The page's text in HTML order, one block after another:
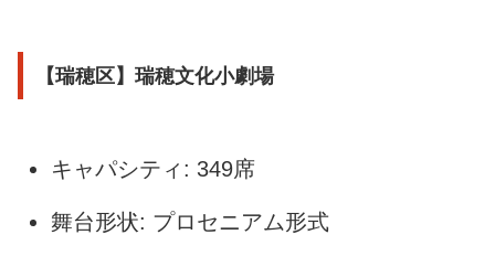
【瑞穂区】瑞穂文化小劇場
キャパシティ: 349席
舞台形状: プロセニアム形式